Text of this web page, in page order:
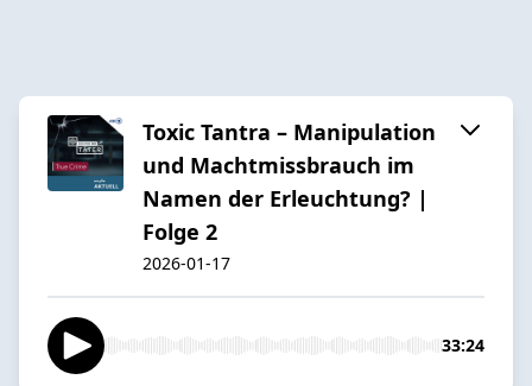
Toxic Tantra – Manipulation
und Machtmissbrauch im
Namen der Erleuchtung? |
Folge 2
2026-01-17
33:24